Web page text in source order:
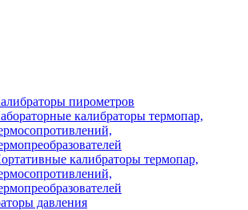
пирометров
калибраторы термопар,
калибраторы термопар,
давления